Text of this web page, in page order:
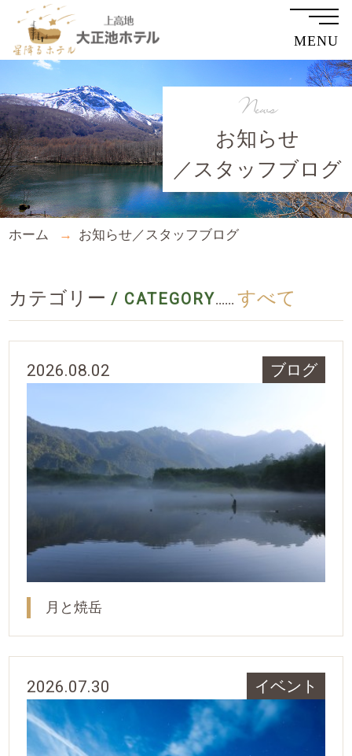
MENU
お知らせ
／スタッフブログ
News
ホーム お知らせ／スタッフブログ
カテゴリー / CATEGORY...... すべて
2026.08.02 ブログ
月と焼岳
2026.07.30 イベント